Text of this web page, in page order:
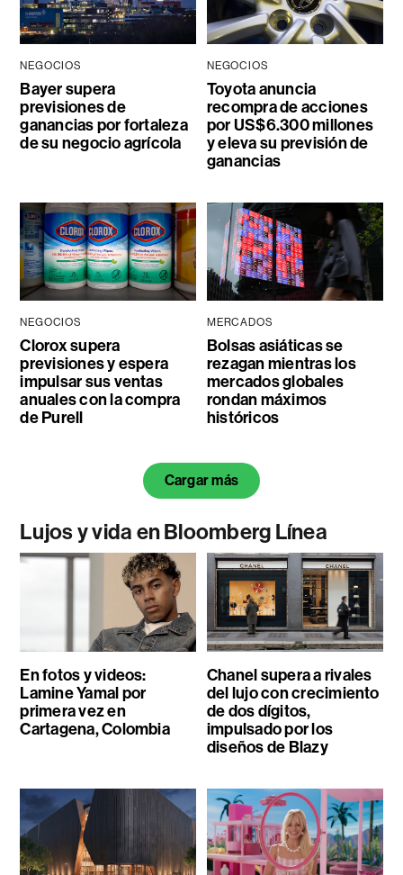
NEGOCIOS
Bayer supera
previsiones de
ganancias por fortaleza
de su negocio agrícola
NEGOCIOS
Toyota anuncia
recompra de acciones
por US$6.300 millones
y eleva su previsión de
ganancias
NEGOCIOS
Clorox supera
previsiones y espera
impulsar sus ventas
anuales con la compra
de Purell
MERCADOS
Bolsas asiáticas se
rezagan mientras los
mercados globales
rondan máximos
históricos
Cargar más
Lujos y vida en Bloomberg Línea
En fotos y videos:
Lamine Yamal por
primera vez en
Cartagena, Colombia
Chanel supera a rivales
del lujo con crecimiento
de dos dígitos,
impulsado por los
diseños de Blazy